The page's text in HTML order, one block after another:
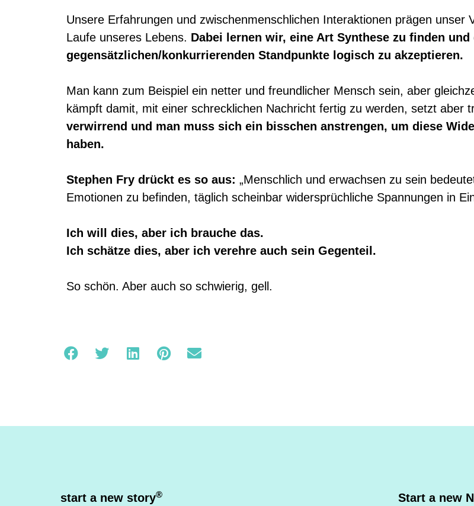
Unsere Erfahrungen und zwischenmenschlichen Interaktionen prägen unser
Laufe unseres Lebens. Dabei lernen wir, eine Art Synthese zu finden und
gegensätzlichen/konkurrierenden Standpunkte logisch zu akzeptieren.
Man kann zum Beispiel ein netter und freundlicher Mensch sein, aber
kämpft damit, mit einer schrecklichen Nachricht fertig zu werden, setzt aber
verwirrend und man muss sich ein bisschen anstrengen, um diese
haben.
Stephen Fry drückt es so aus: „Menschlich und erwachsen zu sein
Emotionen zu befinden, täglich scheinbar widersprüchliche Spannungen in
Ich will dies, aber ich brauche das.
Ich schätze dies, aber ich verehre auch sein Gegenteil.
So schön. Aber auch so schwierig, gell.
start a new story® Start a new